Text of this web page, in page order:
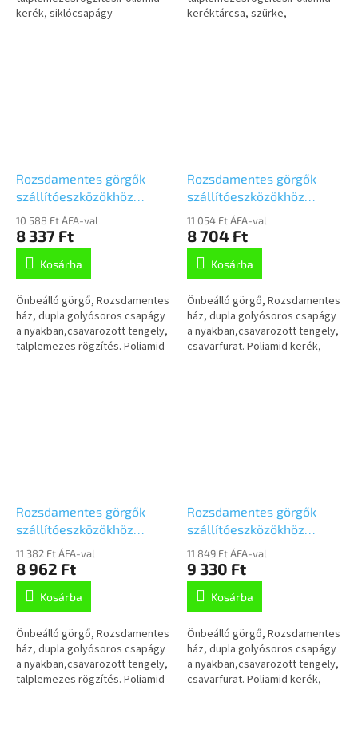
kerék, siklócsapágy
keréktárcsa, szürke,
nyommentes elasztikus gumi
Rozsdamentes görgők
szállítóeszközökhöz
80mm,
önbeálló,Talplemezzel,
8470UOO080P62
10 588 Ft ÁFA-val
8 337 Ft
Kosárba
Önbeálló görgő, Rozsdamentes
ház, dupla golyósoros csapágy
a nyakban,csavarozott tengely,
talplemezes rögzítés. Poliamid
kerék, siklócsapágy
Rozsdamentes görgők
szállítóeszközökhöz
80mm, önbeálló,
csavarfurat,
8470UOO080P30-13
11 054 Ft ÁFA-val
8 704 Ft
Kosárba
Önbeálló görgő, Rozsdamentes
ház, dupla golyósoros csapágy
a nyakban,csavarozott tengely,
csavarfurat. Poliamid kerék,
siklócsapágy
Rozsdamentes görgők
szállítóeszközökhöz
100mm,
önbeálló,Talplemezzel,
8470UOO100P62
11 382 Ft ÁFA-val
8 962 Ft
Kosárba
Önbeálló görgő, Rozsdamentes
ház, dupla golyósoros csapágy
a nyakban,csavarozott tengely,
talplemezes rögzítés. Poliamid
kerék, siklócsapágy
Rozsdamentes görgők
szállítóeszközökhöz
100mm, önbeálló,
csavarfurat,
8470UOO100P30-13
11 849 Ft ÁFA-val
9 330 Ft
Kosárba
Önbeálló görgő, Rozsdamentes
ház, dupla golyósoros csapágy
a nyakban,csavarozott tengely,
csavarfurat. Poliamid kerék,
siklócsapágy